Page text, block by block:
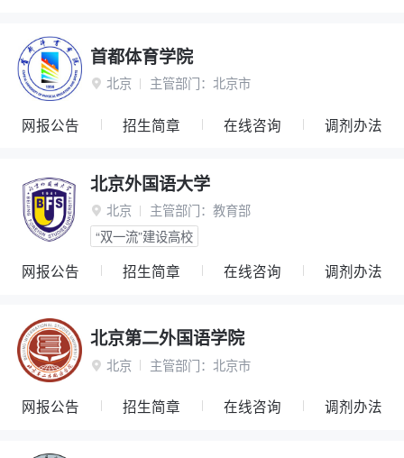
首都体育学院
 北京 主管部门： 北京市
网报公告 招生简章 在线咨询 调剂办法
北京外国语大学
 北京 主管部门： 教育部
“双一流”建设高校
网报公告 招生简章 在线咨询 调剂办法
北京第二外国语学院
 北京 主管部门： 北京市
网报公告 招生简章 在线咨询 调剂办法